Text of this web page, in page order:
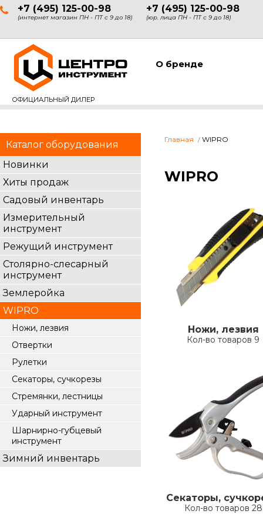
+7 (495) 125-00-98
(интернет магазин ПН - ПТ с 9 до 18)
+7 (495) 125-00-98
(юр. лица ПН - ПТ с 9 до 18)
ОФИЦИАЛЬНЫЙ ДИЛЕР
О бренде
Каталог оборудования
Новинки
Хиты продаж
Садовый инвентарь
Измерительный
инструмент
Режущий инструмент
Столярно-слесарный
инструмент
Землеройка
WIPRO
Ножи, лезвия
Отвертки
Рулетки
Секаторы, сучкорезы
Стремянки, лестницы
Ударный инструмент
Шарнирно-губцевый
инструмент
Зимний инвентарь
Главная WIPRO
WIPRO
Ножи, лезвия
Кол-во товаров 9
Секаторы,
Кол-во товаров 28